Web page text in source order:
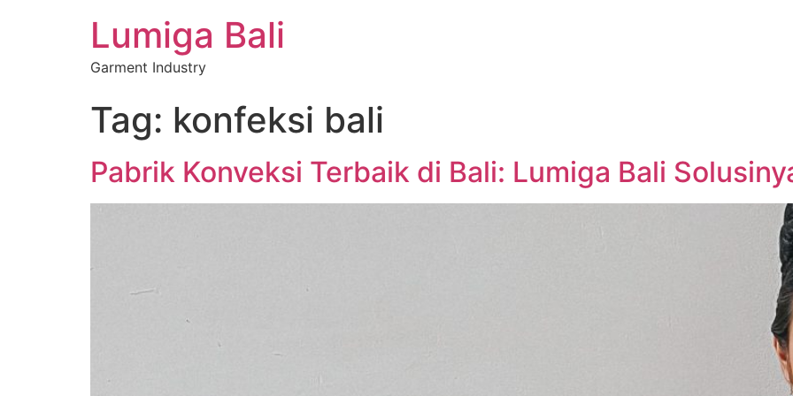
Lumiga Bali
Garment Industry
Tag: konfeksi bali
Pabrik Konveksi Terbaik di Bali: Lumiga Bali